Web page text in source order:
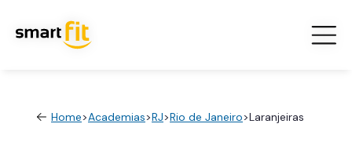
Home>Academias>RJ>Rio de Janeiro>Laranjeiras